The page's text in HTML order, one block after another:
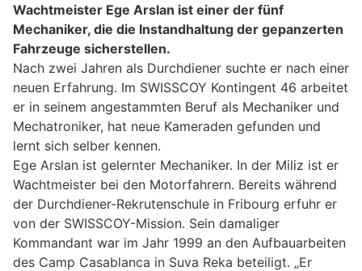
Wachtmeister Ege Arslan ist einer der fünf
Mechaniker, die die Instandhaltung der gepanzerten
Fahrzeuge sicherstellen.
Nach zwei Jahren als Durchdiener suchte er nach einer
neuen Erfahrung. Im SWISSCOY Kontingent 46 arbeitet
er in seinem angestammten Beruf als Mechaniker und
Mechatroniker, hat neue Kameraden gefunden und
lernt sich selber kennen.
Ege Arslan ist gelernter Mechaniker. In der Miliz ist er
Wachtmeister bei den Motorfahrern. Bereits während
der Durchdiener-Rekrutenschule in Fribourg erfuhr er
von der SWISSCOY-Mission. Sein damaliger
Kommandant war im Jahr 1999 an den Aufbauarbeiten
des Camp Casablanca in Suva Reka beteiligt. „Er